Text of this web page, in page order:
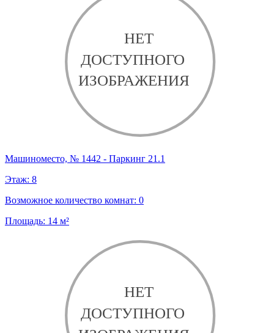
Машиноместо, № 1442 - Паркинг 21.1
Этаж: 8
Возможное количество комнат: 0
Площадь: 14 м²